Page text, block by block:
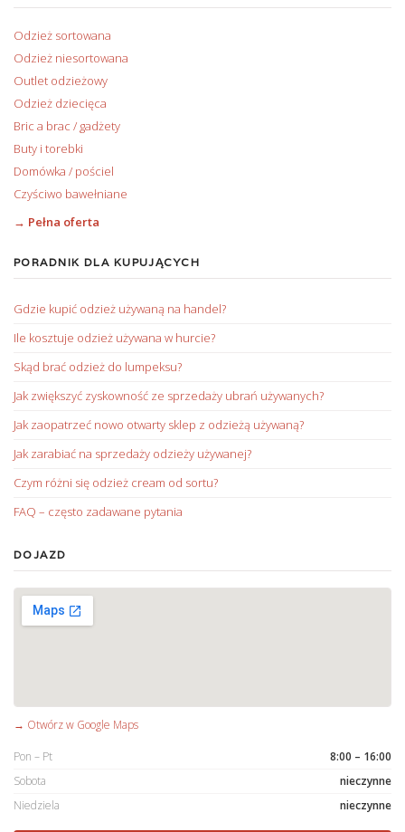
Odzież sortowana
Odzież niesortowana
Outlet odzieżowy
Odzież dziecięca
Bric a brac / gadżety
Buty i torebki
Domówka / pościel
Czyściwo bawełniane
→ Pełna oferta
PORADNIK DLA KUPUJĄCYCH
Gdzie kupić odzież używaną na handel?
Ile kosztuje odzież używana w hurcie?
Skąd brać odzież do lumpeksu?
Jak zwiększyć zyskowność ze sprzedaży ubrań używanych?
Jak zaopatrzeć nowo otwarty sklep z odzieżą używaną?
Jak zarabiać na sprzedaży odzieży używanej?
Czym różni się odzież cream od sortu?
FAQ – często zadawane pytania
DOJAZD
→ Otwórz w Google Maps
Pon – Pt
8:00 – 16:00
Sobota
nieczynne
Niedziela
nieczynne